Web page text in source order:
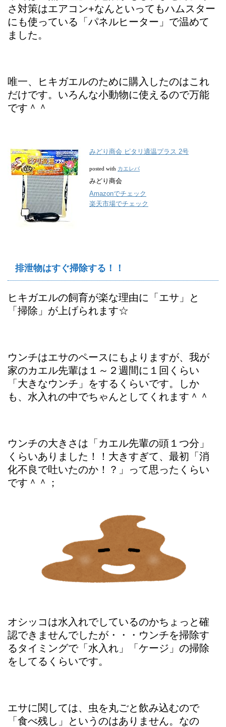
さ対策はエアコン+なんといってもハムスター
にも使っている「パネルヒーター」で温めて
ました。
唯一、ヒキガエルのために購入したのはこれ
だけです。いろんな小動物に使えるので万能
です＾＾
みどり商会 ピタリ適温プラス 2号
posted with カエレバ
みどり商会
Amazonでチェック
楽天市場でチェック
排泄物はすぐ掃除する！！
ヒキガエルの飼育が楽な理由に「エサ」と
「掃除」が上げられます☆
ウンチはエサのペースにもよりますが、我が
家のカエル先輩は１～２週間に１回くらい
「大きなウンチ」をするくらいです。しか
も、水入れの中でちゃんとしてくれます＾＾
ウンチの大きさは「カエル先輩の頭１つ分」
くらいありました！！大きすぎて、最初「消
化不良で吐いたのか！？」って思ったくらい
です＾＾；
オシッコは水入れでしているのかちょっと確
認できませんでしたが・・・ウンチを掃除す
るタイミングで「水入れ」「ケージ」の掃除
をしてるくらいです。
エサに関しては、虫を丸ごと飲み込むので
「食べ残し」というのはありません。なの